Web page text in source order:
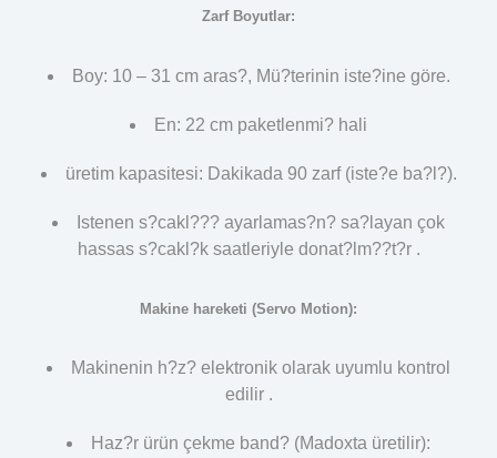
Zarf Boyutlar:
Boy: 10 – 31 cm aras?, Mü?terinin iste?ine göre.
En: 22 cm paketlenmi? hali
üretim kapasitesi: Dakikada 90 zarf (iste?e ba?l?).
Istenen s?cakl??? ayarlamas?n? sa?layan çok
hassas s?cakl?k saatleriyle donat?lm??t?r .
Makine hareketi (Servo Motion):
Makinenin h?z? elektronik olarak uyumlu kontrol
edilir .
Haz?r ürün çekme band? (Madoxta üretilir):